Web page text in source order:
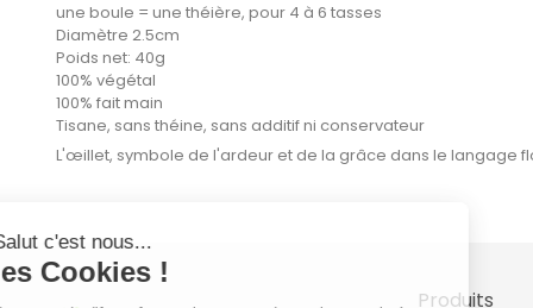
une boule = une théière, pour 4 à 6 tasses
Diamètre 2.5cm
Poids net: 40g
100% végétal
100% fait main
Tisane, sans théine, sans additif ni conservateur
L'œillet, symbole de l'ardeur et de la grâce dans le langage
Produits